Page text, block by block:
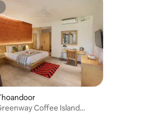
bedømmelse, 3 omtaler
Coffee Island